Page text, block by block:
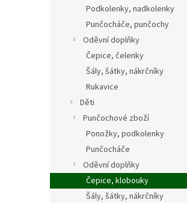
Podkolenky, nadkolenky
Punčocháče, punčochy
Oděvní doplňky
Čepice, čelenky
Šály, šátky, nákrčníky
Rukavice
Děti
Punčochové zboží
Ponožky, podkolenky
Punčocháče
Oděvní doplňky
Čepice, klobouky
Šály, šátky, nákrčníky